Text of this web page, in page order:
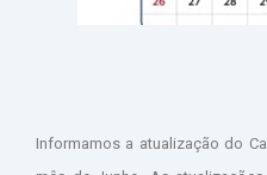
Informamos a atualização do